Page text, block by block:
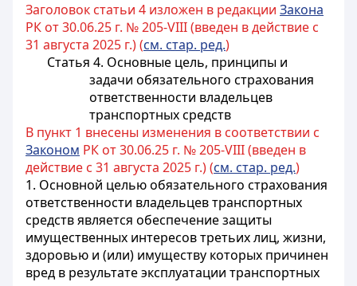
Заголовок статьи 4 изложен в редакции Закона
РК от 30.06.25 г. № 205-VIII (введен в действие с
31 августа 2025 г.) (см. стар. ред.)
Статья 4. Основные цель, принципы и
задачи обязательного страхования
ответственности владельцев
транспортных средств
В пункт 1 внесены изменения в соответствии с
Законом РК от 30.06.25 г. № 205-VIII (введен в
действие с 31 августа 2025 г.) (см. стар. ред.)
1. Основной цельюобязательного страхования
ответственности владельцев транспортных
средств является обеспечение защиты
имущественных интересов третьих лиц, жизни,
здоровью и (или) имуществу которых причинен
вред в результате эксплуатации транспортных